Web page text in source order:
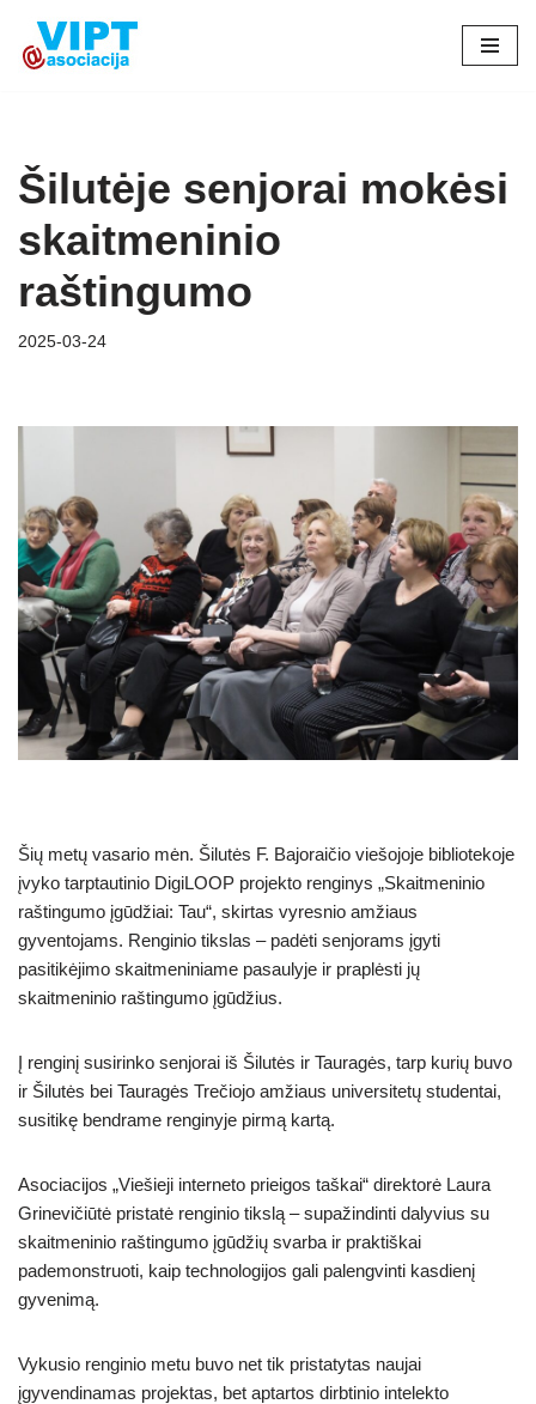
Skip
Šilutėje senjorai mokėsi
skaitmeninio
raštingumo
2025-03-24
Šių metų vasario mėn. Šilutės F. Bajoraičio viešojoje bibliotekoje
įvyko tarptautinio DigiLOOP projekto renginys „Skaitmeninio
raštingumo įgūdžiai: Tau“, skirtas vyresnio amžiaus
gyventojams. Renginio tikslas – padėti senjorams įgyti
pasitikėjimo skaitmeniniame pasaulyje ir praplėsti jų
skaitmeninio raštingumo įgūdžius.
Į renginį susirinko senjorai iš Šilutės ir Tauragės, tarp kurių buvo
ir Šilutės bei Tauragės Trečiojo amžiaus universitetų studentai,
susitikę bendrame renginyje pirmą kartą.
Asociacijos „Viešieji interneto prieigos taškai“ direktorė Laura
Grinevičiūtė pristatė renginio tikslą – supažindinti dalyvius su
skaitmeninio raštingumo įgūdžių svarba ir praktiškai
pademonstruoti, kaip technologijos gali palengvinti kasdienį
gyvenimą.
Vykusio renginio metu buvo net tik pristatytas naujai
įgyvendinamas projektas, bet aptartos dirbtinio intelekto